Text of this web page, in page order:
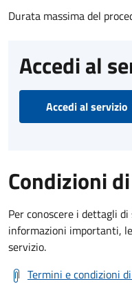
Durata massima del
Accedi al
Accedi al servizio
Condizioni
Per conoscere i dettagli
informazioni importanti,
servizio.
Termini e condizioni